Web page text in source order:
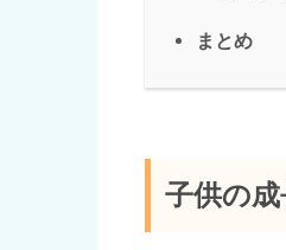
まとめ
子供の